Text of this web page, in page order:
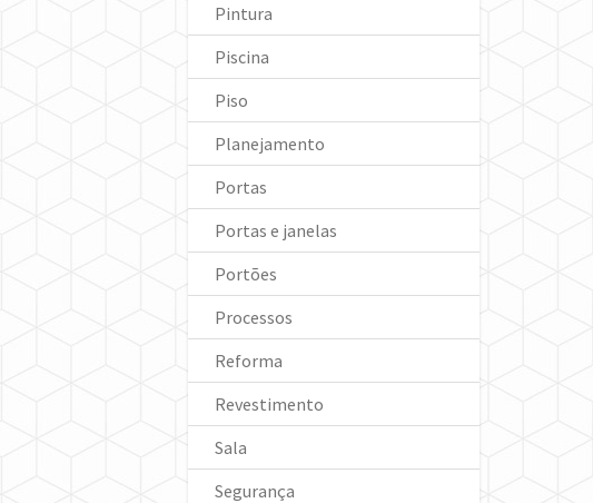
Pintura
Piscina
Piso
Planejamento
Portas
Portas e janelas
Portões
Processos
Reforma
Revestimento
Sala
Segurança